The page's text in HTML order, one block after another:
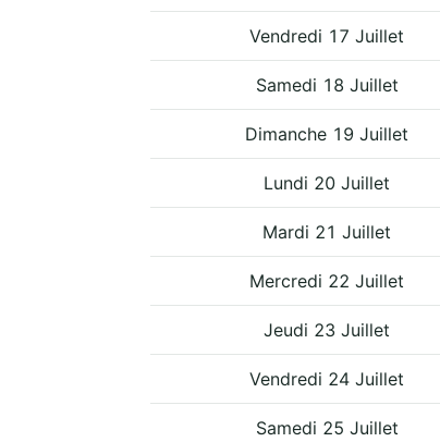
Vendredi 17 Juillet
Samedi 18 Juillet
Dimanche 19 Juillet
Lundi 20 Juillet
Mardi 21 Juillet
Mercredi 22 Juillet
Jeudi 23 Juillet
Vendredi 24 Juillet
Samedi 25 Juillet